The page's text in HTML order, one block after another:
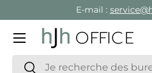
Aller au contenu
E-mail :
Recherche
Rechercher
Menu